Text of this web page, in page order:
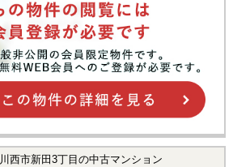
西市新田3丁目の中古マンション